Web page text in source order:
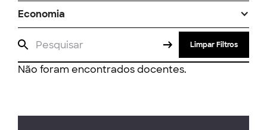
Economia
Limpar Filtros
Não foram encontrados docentes.